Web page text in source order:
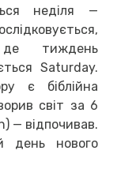
неділя —
тиждень
Saturday.
є біблійна
світ за 6
— відпочивав.
день нового